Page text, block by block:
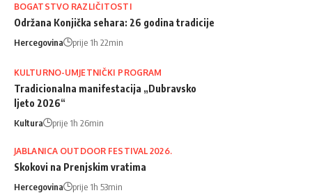
BOGATSTVO RAZLIČITOSTI
Održana Konjička sehara: 26 godina tradicije
Hercegovina prije 1h 22min
KULTURNO-UMJETNIČKI PROGRAM
Tradicionalna manifestacija „Dubravsko
ljeto 2026“
Kultura prije 1h 26min
JABLANICA OUTDOOR FESTIVAL 2026.
Skokovi na Prenjskim vratima
Hercegovina prije 1h 53min